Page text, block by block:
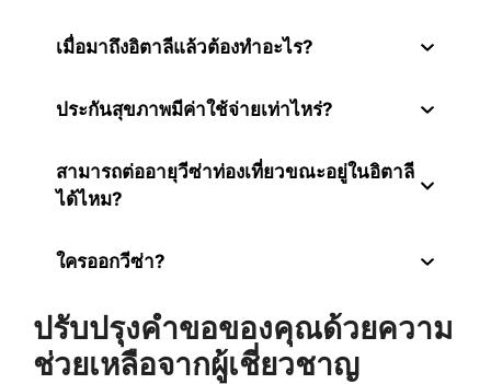
เมื่อมาถึงอิตาลีแล้วต้องทำอะไร?
ประกันสุขภาพมีค่าใช้จ่ายเท่าไหร่?
สามารถต่ออายุวีซ่าท่องเที่ยวขณะอยู่ในอิตาลี
ได้ไหม?
ใครออกวีซ่า?
ปรับปรุงคำขอของคุณด้วยความ
ช่วยเหลือจากผู้เชี่ยวชาญ